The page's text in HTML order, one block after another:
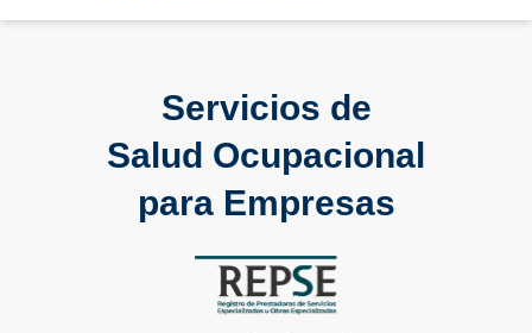
Servicios de
Salud Ocupacional
para Empresas